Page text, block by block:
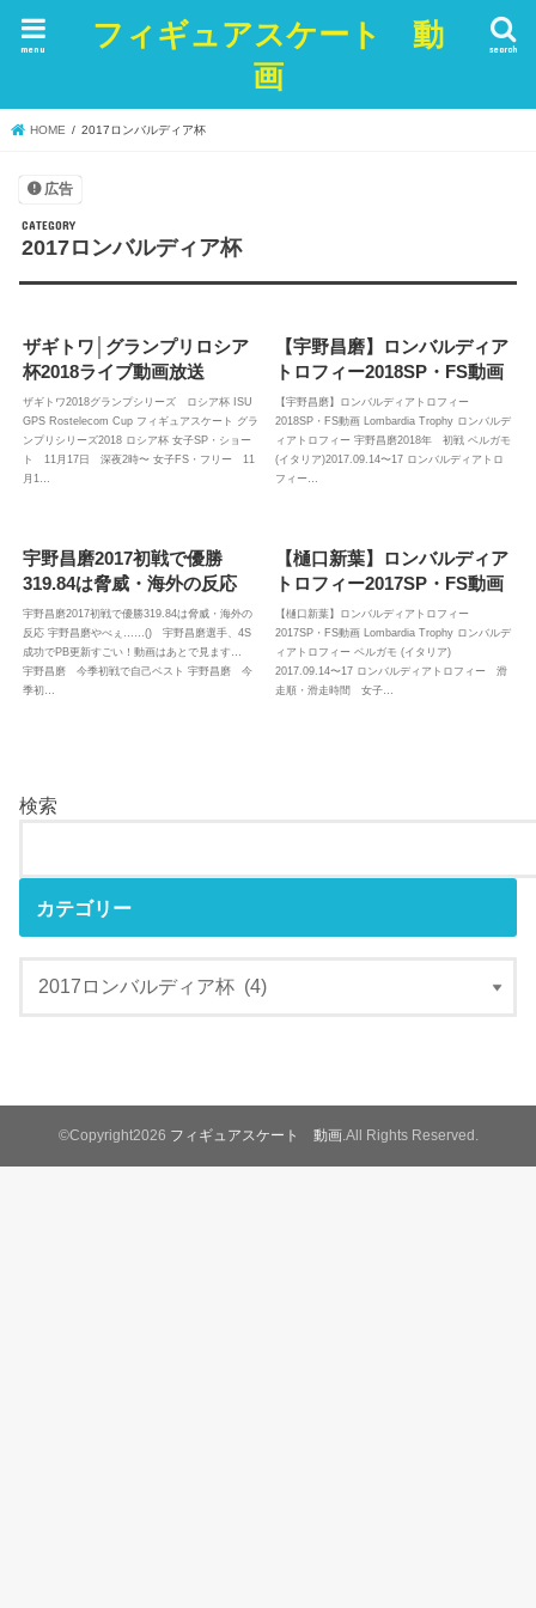
フィギュアスケート 動
画
search
menu
HOME 2017ロンバルディア杯
広告
2017ロンバルディア杯
ザギトワ│グランプリロシア
杯2018ライブ動画放送
ザギトワ2018グランプシリーズ ロシア杯 ISU
GPS Rostelecom Cup フィギュアスケート グラ
ンプリシリーズ2018 ロシア杯 女子SP・ショー
ト 11月17日 深夜2時〜 女子FS・フリー 11
月1…
【宇野昌磨】ロンバルディア
トロフィー2018SP・FS動画
【宇野昌磨】ロンバルディアトロフィー
2018SP・FS動画 Lombardia Trophy ロンバルデ
ィアトロフィー 宇野昌磨2018年 初戦 ベルガモ
(イタリア)2017.09.14〜17 ロンバルディアトロ
フィー…
宇野昌磨2017初戦で優勝
319.84は脅威・海外の反応
宇野昌磨2017初戦で優勝319.84は脅威・海外の
反応 宇野昌磨やべぇ……() 宇野昌磨選手、4S
成功でPB更新すごい！動画はあとで見ます…
宇野昌磨 今季初戦で自己ベスト 宇野昌磨 今
季初…
【樋口新葉】ロンバルディア
トロフィー2017SP・FS動画
【樋口新葉】ロンバルディアトロフィー
2017SP・FS動画 Lombardia Trophy ロンバルデ
ィアトロフィー ベルガモ (イタリア)
2017.09.14〜17 ロンバルディアトロフィー 滑
走順・滑走時間 女子…
検索
カテゴリー
©Copyright2026 フィギュアスケート 動画.All Rights Reserved.